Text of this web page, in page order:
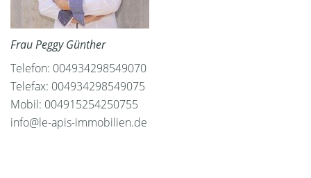
Frau Peggy Günther
Telefon: 004934298549070
Telefax: 004934298549075
Mobil: 004915254250755
info@le-apis-immobilien.de